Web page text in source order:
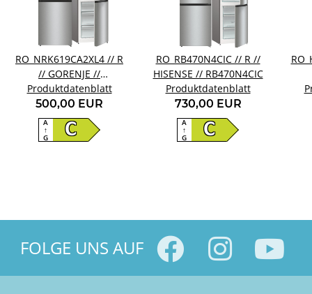
RO_NRK619CA2XL4 // R
// GORENJE //
NRK619CA2XL4
Produktdatenblatt
500,00 EUR
C
A
↑
G
RO_RB470N4CIC // R //
HISENSE // RB470N4CIC
Produktdatenblatt
730,00 EUR
C
A
↑
G
FOLGE UNS AUF